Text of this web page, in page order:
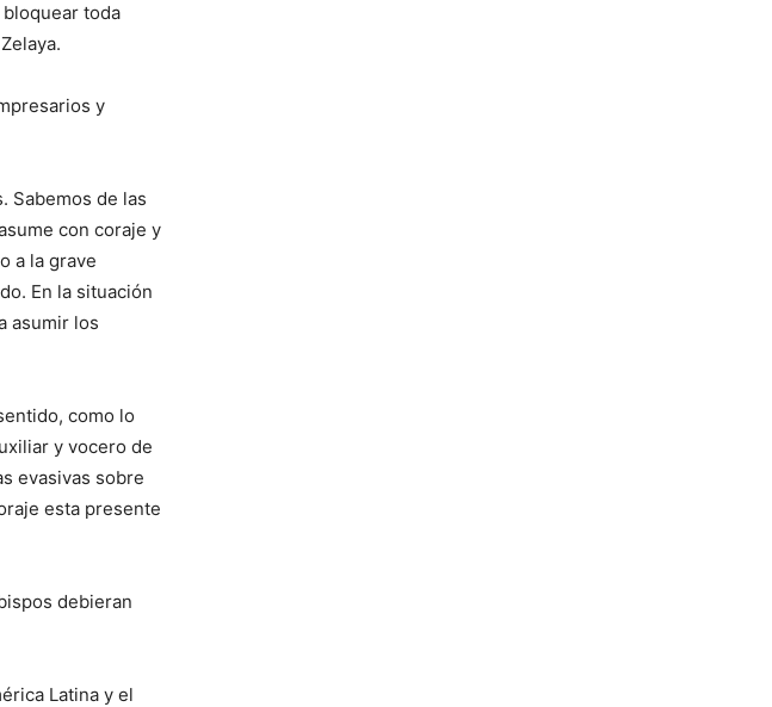
toda
y
Sabemos de las
con coraje y
a la grave
En la situación
asumir los
como lo
y vocero de
evasivas sobre
esta presente
debieran
Latina y el